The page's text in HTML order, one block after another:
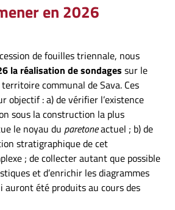
en 2026
de fouilles triennale, nous
la réalisation de sondages sur le
communal de Sava. Ces
objectif : a) de vérifier l’existence
sous la construction la plus
le noyau du paretoneactuel ; b) de
stratigraphique de cet
; de collecter autant que possible
et d’enrichir les diagrammes
auront été produits au cours des